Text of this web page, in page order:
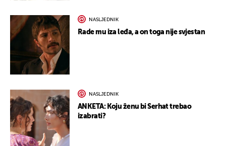
NASLJEDNIK
Rade mu iza leđa, a on toga nije svjestan
NASLJEDNIK
ANKETA: Koju ženu bi Serhat trebao
izabrati?